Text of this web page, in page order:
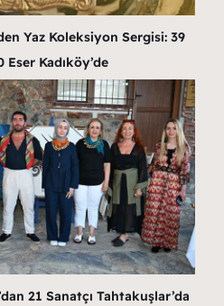
Yaz Koleksiyon Sergisi: 39
Eser Kadıköy’de
21 Sanatçı Tahtakuşlar’da